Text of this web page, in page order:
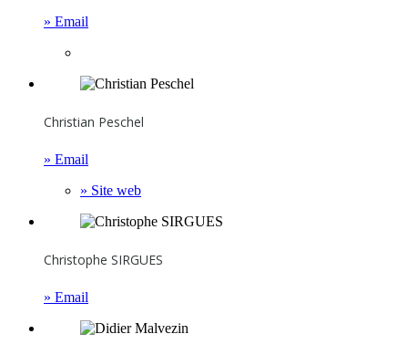
» Email
Christian Peschel
» Email
» Site web
Christophe SIRGUES
» Email